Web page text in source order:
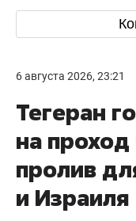
6 августа 2026, 23:21
Тегеран
на
пролив
и Израиля